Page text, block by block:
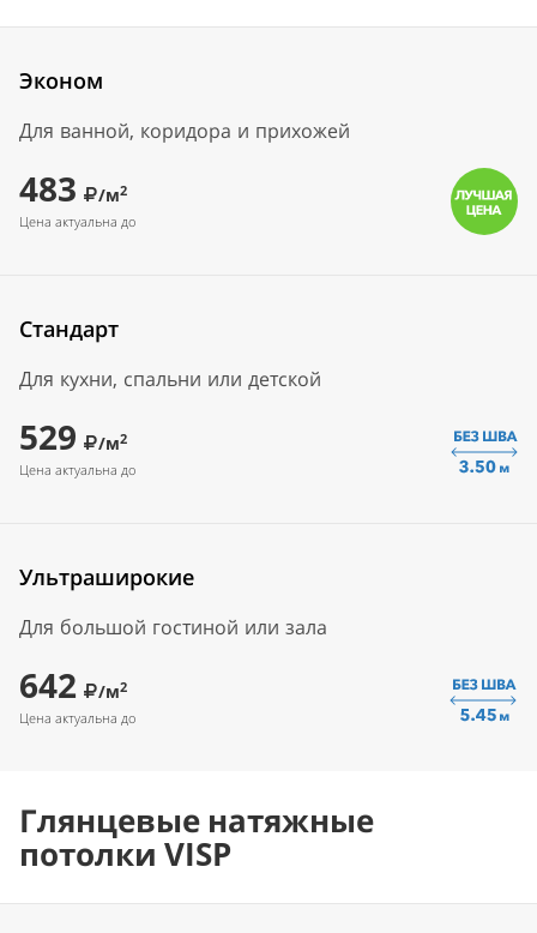
Эконом
Для ванной, коридора и прихожей
483 /м2
Цена актуальна до
Стандарт
Для кухни, спальни или детской
529 /м2
Цена актуальна до
Ультраширокие
Для большой гостиной или зала
642 /м2
Цена актуальна до
Глянцевые натяжные
потолки VISP